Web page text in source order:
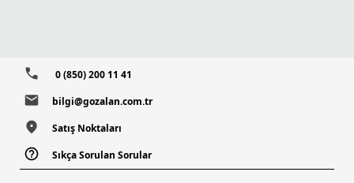
0 (850) 200 11 41
bilgi@gozalan.com.tr
Satış Noktaları
Sıkça Sorulan Sorular